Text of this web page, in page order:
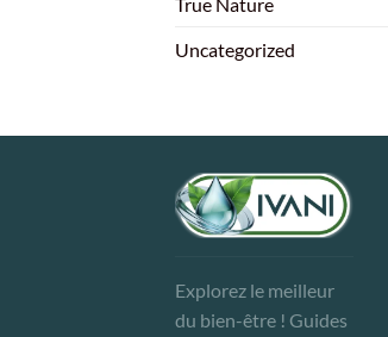
True Nature
Uncategorized
Explorez le meilleur
du bien-être ! Guides